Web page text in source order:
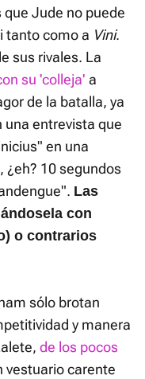
Jude no puede
tanto como a Vini.
sus rivales. La
su 'colleja' a
de la batalla, ya
una entrevista que
en una
¿eh? 10 segundos
Las
con
o contrarios
sólo brotan
y manera
de los pocos
vestuario carente